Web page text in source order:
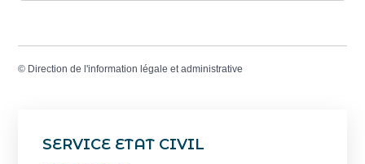
SERVICE ETAT CIVIL
© Direction de l'information légale et administrative